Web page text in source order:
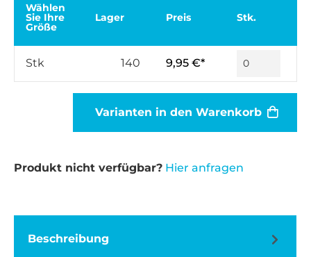
Wählen
Sie Ihre
Größe
Lager Preis Stk.
Stk 140 9,95 €*
Varianten in den Warenkorb
Produkt nicht verfügbar? Hier anfragen
Beschreibung